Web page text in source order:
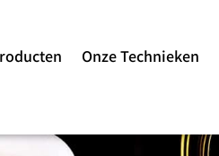
Onze Technieken